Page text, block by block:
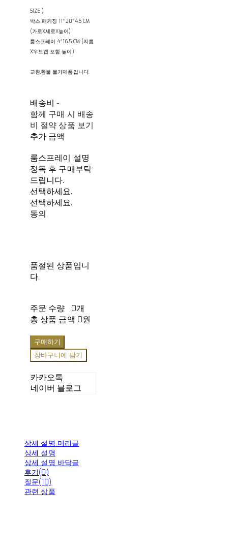
SIZE )
박스 패키징 11*20*4.5 CM
(가로X세로X높이)
룸스프레이 4*16.5 CM (지름
X우드캡 포함 높이)
교환,환불 불가제품입니다.
배송비-
함께 구매 시 배송
비 절약 상품 보기
추가 금액
룸스프레이 설명
정독 후 구매부탁
드립니다.
선택하세요.
선택하세요.
동의
품절된 상품입니
다.
주문 수량
0개
총 상품 금액 0원
구매하기
장바구니에 담기
카카오톡
네이버 블로그
상세 설명 머리글
상세 설명
상세 설명 바닥글
후기(0)
질문(10)
관련 상품